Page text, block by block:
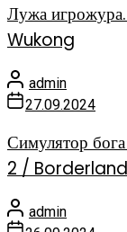
Лужа
Wukong
admin
27.09.2024
Симулятор
2 /
admin